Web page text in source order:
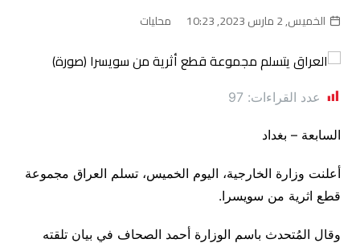
الخميس, 2 مارس 2023, 10:23 محليات
عدد القراءات: 97
السابعة – بغداد
أعلنت وزارة الخارجية، اليوم الخميس، تسلم العراق مجموعة
قطع اثرية من سويسرا.
وقال المُتحدث باسم الوزارة أحمد الصحاف في بيان تلقته